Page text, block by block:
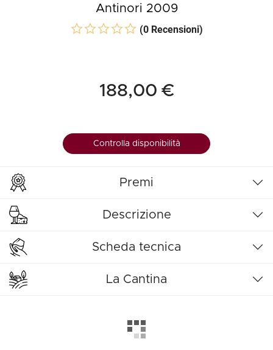
Antinori 2009
(0 Recensioni)
188,00 €
Controlla disponibilità
Premi
Descrizione
Scheda tecnica
La Cantina